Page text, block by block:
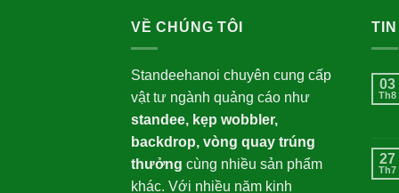
VỀ CHÚNG TÔI
Standeehanoi chuyên cung cấp
vật tư ngành quảng cáo như
standee, kẹp wobbler,
backdrop, vòng quay trúng
thưởng cùng nhiều sản phẩm
khác. Với nhiều năm kinh
03
Th8
27
Th7